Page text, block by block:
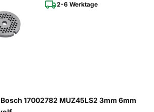
2-6 Werktage
17002782 MUZ45LS2 3mm 6mm